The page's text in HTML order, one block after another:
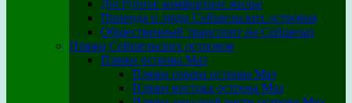
Доступное комфортное жилье
Природа и люди Сейшельских островов
Общественный транспорт на Сейшелах
Пляжи Сейшельских островов
Пляжи острова Маэ
Пляжи севера острова Маэ
Пляжи востока острова Маэ